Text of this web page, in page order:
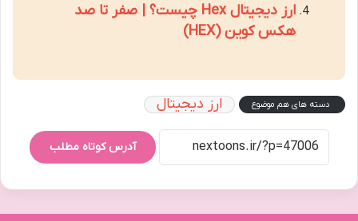
ارز دیجیتال Hex چیست؟ | صفر تا صد
هکس کوین (HEX)
دسته های هم موضوع ارز دیجیتال
آدرس کوتاه مطلب